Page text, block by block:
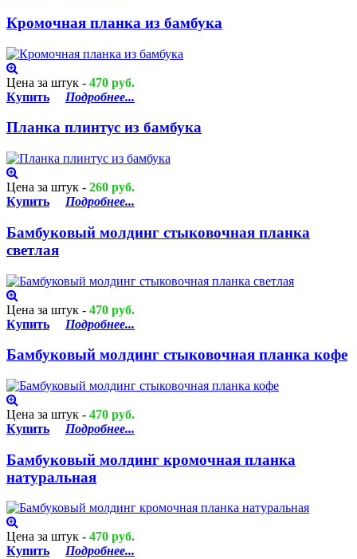
Кромочная планка из бамбука
Цена за штук - 470 руб.
Купить
Подробнее...
Планка плинтус из бамбука
Цена за штук - 260 руб.
Купить
Подробнее...
Бамбуковый молдинг стыковочная планка
светлая
Цена за штук - 470 руб.
Купить
Подробнее...
Бамбуковый молдинг стыковочная планка кофе
Цена за штук - 470 руб.
Купить
Подробнее...
Бамбуковый молдинг кромочная планка
натуральная
Цена за штук - 470 руб.
Купить
Подробнее...